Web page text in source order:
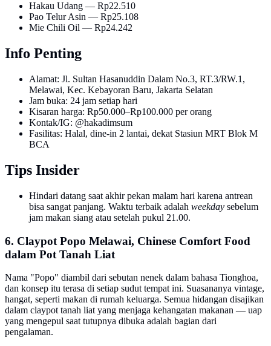
Hakau Udang — Rp22.510
Pao Telur Asin — Rp25.108
Mie Chili Oil — Rp24.242
Info Penting
Alamat: Jl. Sultan Hasanuddin Dalam No.3, RT.3/RW.1,
Melawai, Kec. Kebayoran Baru, Jakarta Selatan
Jam buka: 24 jam setiap hari
Kisaran harga: Rp50.000–Rp100.000 per orang
Kontak/IG: @hakadimsum
Fasilitas: Halal, dine-in 2 lantai, dekat Stasiun MRT Blok M
BCA
Tips Insider
Hindari datang saat akhir pekan malam hari karena antrean
bisa sangat panjang. Waktu terbaik adalah weekday sebelum
jam makan siang atau setelah pukul 21.00.
6. Claypot Popo Melawai, Chinese Comfort Food
dalam Pot Tanah Liat
Nama "Popo" diambil dari sebutan nenek dalam bahasa Tionghoa,
dan konsep itu terasa di setiap sudut tempat ini. Suasananya vintage,
hangat, seperti makan di rumah keluarga. Semua hidangan disajikan
dalam claypot tanah liat yang menjaga kehangatan makanan — uap
yang mengepul saat tutupnya dibuka adalah bagian dari
pengalaman.